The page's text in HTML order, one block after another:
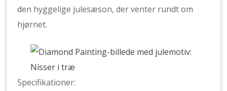
den hyggelige julesæson, der venter rundt om
hjørnet.
Specifikationer: